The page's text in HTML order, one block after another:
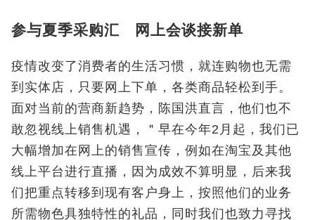
参与夏季采购汇 网上会谈接新单
疫情改变了消费者的生活习惯，就连购物也无需
到实体店，只要网上下单，各类商品轻松到手。
面对当前的营商新趋势，陈国洪直言，他们也不
敢忽视线上销售机遇，＂早在今年2月起，我们已
大幅增加在网上的销售宣传，例如在淘宝及其他
线上平台进行直播，因为成效不算明显，后来我
们把重点转移到现有客户身上，按照他们的业务
所需物色具独特性的礼品，同时我们也致力寻找